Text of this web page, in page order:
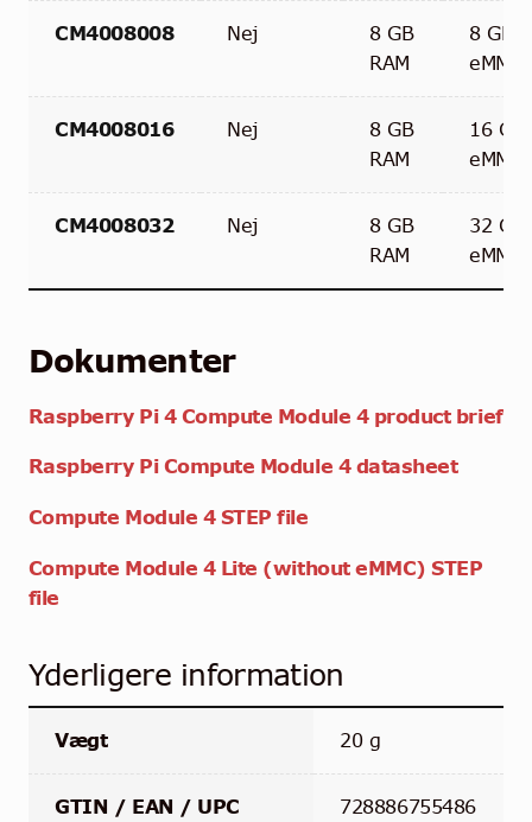
CM4008008 Nej
8 GB
RAM
8 GB
eMMC
CM4008016 Nej
8 GB
RAM
16 GB
eMMC
CM4008032 Nej
8 GB
RAM
32 GB
eMMC
Dokumenter
Raspberry Pi 4 Compute Module 4 product brief
Raspberry Pi Compute Module 4 datasheet
Compute Module 4 STEP file
Compute Module 4 Lite (without eMMC) STEP
file
Yderligere information
Vægt 20 g
GTIN / EAN / UPC 728886755486